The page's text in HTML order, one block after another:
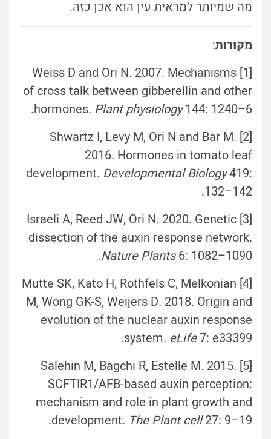
מה שמיותר למראית עין הוא אכן כזה.
מקורות:
[1] Weiss D and Ori N. 2007. Mechanisms
of cross talk between gibberellin and other
hormones. Plant physiology144: 1240–6.
[2] Shwartz I, Levy M, Ori N and Bar M.
2016. Hormones in tomato leaf
development. Developmental Biology419:
132–142.
[3] Israeli A, Reed JW, Ori N. 2020. Genetic
dissection of the auxin response network.
Nature Plants6: 1082–1090.
[4] Mutte SK, Kato H, Rothfels C, Melkonian
M, Wong GK-S, Weijers D. 2018. Origin and
evolution of the nuclear auxin response
system. eLife7: e33399.
[5] Salehin M, Bagchi R, Estelle M. 2015.
SCFTIR1/AFB-based auxin perception:
mechanism and role in plant growth and
development. The Plant cell27: 9–19.